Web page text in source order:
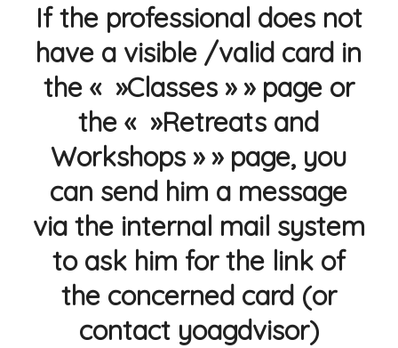
If the professional does not
have a visible /valid card in
the « »Classes » » page or
the « »Retreats and
Workshops » » page, you
can send him a message
via the internal mail system
to ask him for the link of
the concerned card (or
contact yoagdvisor)